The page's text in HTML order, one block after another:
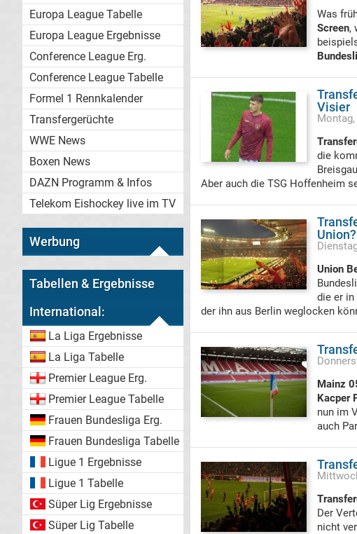
Europa League Tabelle
Europa League Ergebnisse
Conference League Erg.
Conference League Tabelle
Formel 1 Rennkalender
Transfergerüchte
WWE News
Boxen News
DAZN Programm & Infos
Telekom Eishockey live im TV
Werbung
Tabellen & Ergebnisse
International:
La Liga Ergebnisse
La Liga Tabelle
Premier League Erg.
Premier League Tabelle
Frauen Bundesliga Erg.
Frauen Bundesliga Tabelle
Ligue 1 Ergebnisse
Ligue 1 Tabelle
Süper Lig Ergebnisse
Süper Lig Tabelle
Was
Screen,
Visier
Montag,
die
Aber auch die TSG Hoffenheim
Union?
Union
die er
der ihn aus Berlin weglocken
Mainz
Kacper
nun im
auch
Der
nicht